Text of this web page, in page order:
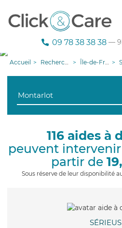
09 78 38 38 38 —
Accueil Recherche aide à domicile Île-de-France
116 aides à
peuvent intervenir
partir de
Sous réserve de leur disponibilité